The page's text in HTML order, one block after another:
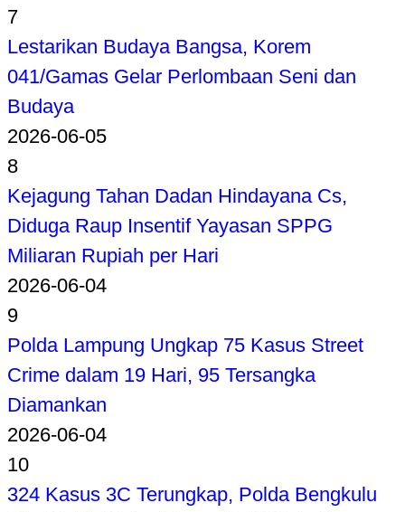
7
Lestarikan Budaya Bangsa, Korem
041/Gamas Gelar Perlombaan Seni dan
Budaya
2026-06-05
8
Kejagung Tahan Dadan Hindayana Cs,
Diduga Raup Insentif Yayasan SPPG
Miliaran Rupiah per Hari
2026-06-04
9
Polda Lampung Ungkap 75 Kasus Street
Crime dalam 19 Hari, 95 Tersangka
Diamankan
2026-06-04
10
324 Kasus 3C Terungkap, Polda Bengkulu